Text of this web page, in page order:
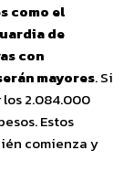
como el
de
con
mayores. Si
2.084.000
Estos
comienza y